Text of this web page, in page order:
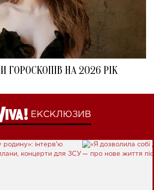
ГОРОСКОПІВ НА 2026 РІК
ЕКСКЛЮЗИВ